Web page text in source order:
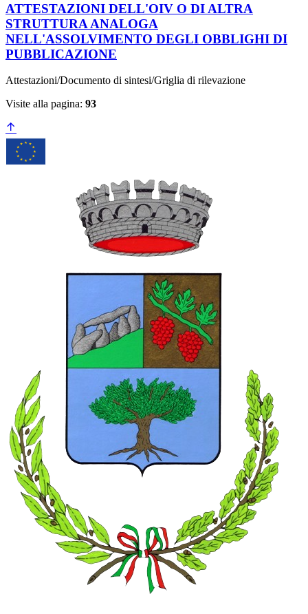
ATTESTAZIONI DELL'OIV O DI ALTRA
STRUTTURA ANALOGA
NELL'ASSOLVIMENTO DEGLI OBBLIGHI DI
PUBBLICAZIONE
Attestazioni/Documento di sintesi/Griglia di rilevazione
Visite alla pagina: 93